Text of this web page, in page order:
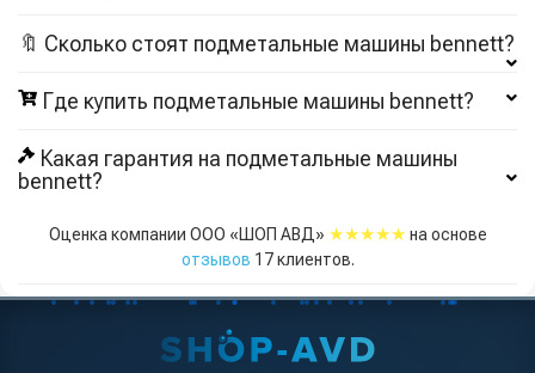
🔖 Сколько стоят подметальные машины bennett?
Где купить подметальные машины bennett?
Какая гарантия на подметальные машины
bennett?
Оценка компании ООО «ШОП АВД» ★★★★★ на основе
отзывов 17клиентов.